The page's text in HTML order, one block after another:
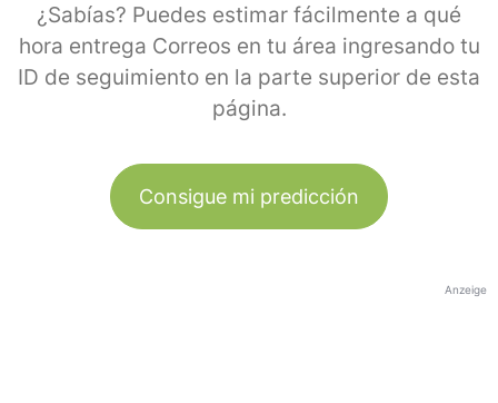
¿Sabías? Puedes estimar fácilmente a qué
hora entrega Correos en tu área ingresando tu
ID de seguimiento en la parte superior de esta
página.
Consigue mi predicción
Anzeige